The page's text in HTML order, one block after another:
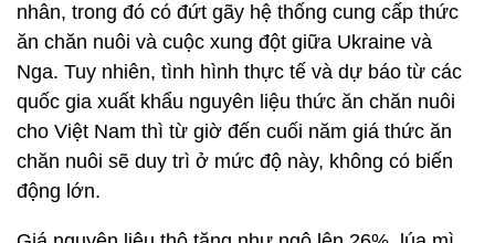
nhân, trong đó có đứt gãy hệ thống cung cấp thức
ăn chăn nuôi và cuộc xung đột giữa Ukraine và
Nga. Tuy nhiên, tình hình thực tế và dự báo từ các
quốc gia xuất khẩu nguyên liệu thức ăn chăn nuôi
cho Việt Nam thì từ giờ đến cuối năm giá thức ăn
chăn nuôi sẽ duy trì ở mức độ này, không có biến
động lớn.